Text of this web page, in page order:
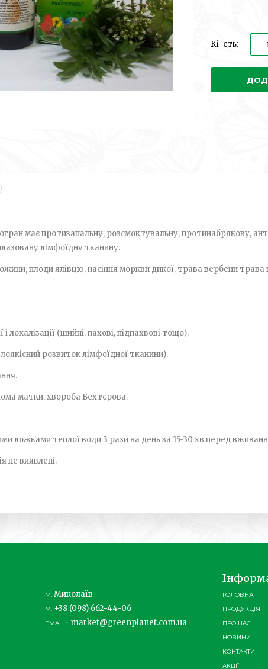
Кі-сть:
має протизапальну, розсмоктувальну, протинабрякову,
лімфоїдну тканину.
плоди ялівцю, насіння моркви дикої, трава вербени трава
і локалізації (шийні, пахові, підпахвові тощо).
розвиток лімфоїдної тканини).
матки, хвороба Бехтєрова.
ложками теплої води 3 рази на день за 15-­30 хв перед
не виявлені.
М. Миколаїв
М. +38 (098) 662-44-06
EMAIL : market@greenplanet.com.ua
ГОЛОВНА
ПРОДУКЦІЯ
ПРО НАС
НОВИНИ
КОНТАКТИ
АКЦІЇ